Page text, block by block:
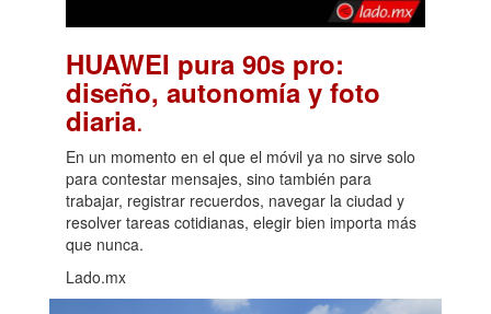
HUAWEI pura 90s pro:
diseño, autonomía y foto
diaria.
En un momento en el que el móvil ya no sirve solo
para contestar mensajes, sino también para
trabajar, registrar recuerdos, navegar la ciudad y
resolver tareas cotidianas, elegir bien importa más
que nunca.
Lado.mx